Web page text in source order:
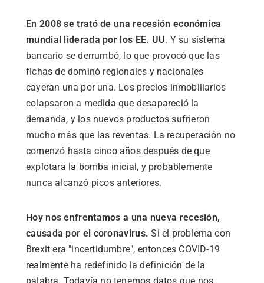
En 2008 se trató de una recesión económica
mundial liderada por los EE. UU. Y su sistema
bancario se derrumbó, lo que provocó que las
fichas de dominó regionales y nacionales
cayeran una por una. Los precios inmobiliarios
colapsaron a medida que desapareció la
demanda, y los nuevos productos sufrieron
mucho más que las reventas. La recuperación no
comenzó hasta cinco años después de que
explotara la bomba inicial, y probablemente
nunca alcanzó picos anteriores.
Hoy nos enfrentamos a una nueva recesión,
causada por el coronavirus. Si el problema con
Brexit era "incertidumbre", entonces COVID-19
realmente ha redefinido la definición de la